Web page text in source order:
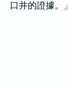
口井的證據。」